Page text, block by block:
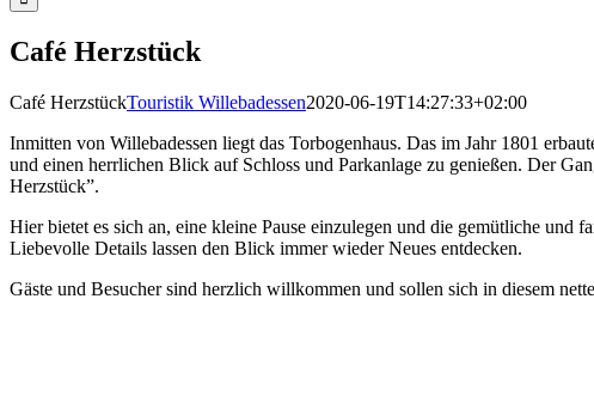
Café Herzstück
Café HerzstückTouristik Willebadessen2020-06-19T14:27:33+02:00
Inmitten von Willebadessen liegt das Torbogenhaus. Das im Jahr 1801
und einen herrlichen Blick auf Schloss und Parkanlage zu genießen. Der
Herzstück”.
Hier bietet es sich an, eine kleine Pause einzulegen und die gemütliche und
Liebevolle Details lassen den Blick immer wieder Neues entdecken.
Gäste und Besucher sind herzlich willkommen und sollen sich in diesem